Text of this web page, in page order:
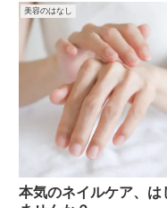
美容のはなし
本気のネイルケア、は